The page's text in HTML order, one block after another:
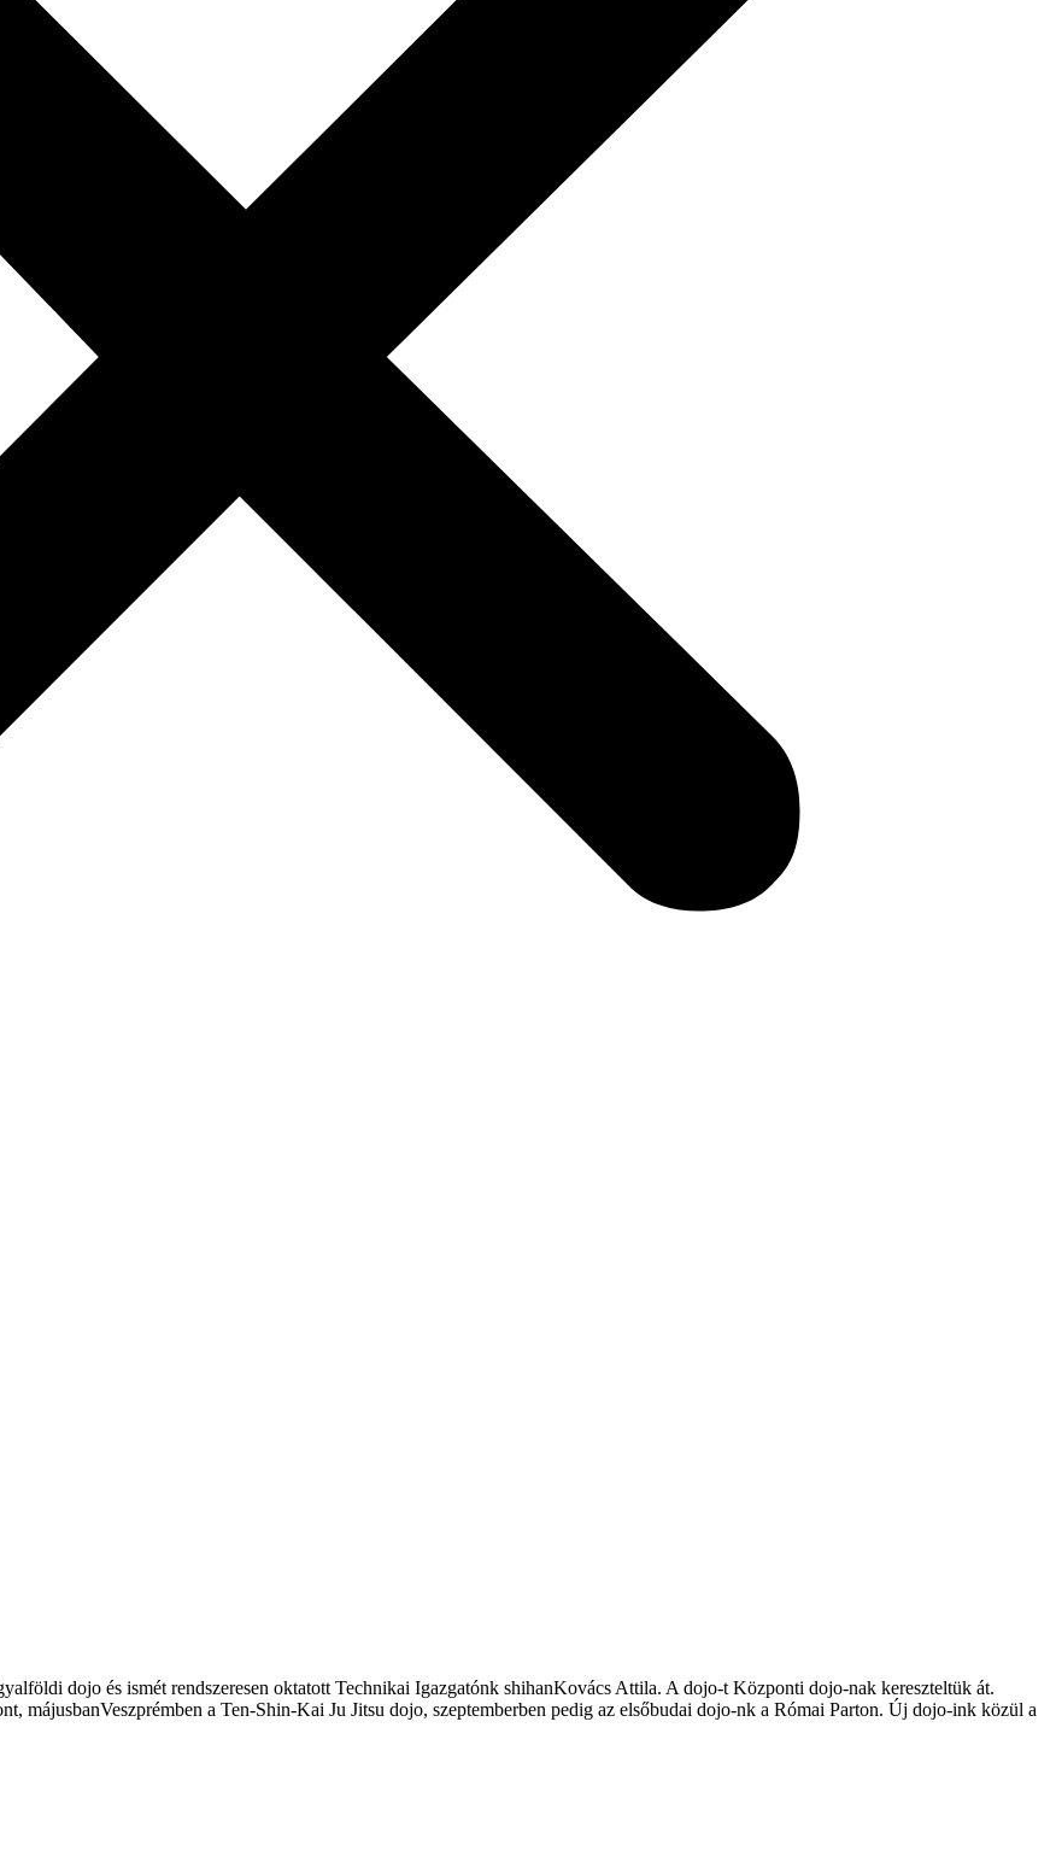
dojo és ismét rendszeresen oktatott Technikai Igazgatónk shihanKovács Attila. A dojo-t Központi dojo-nak kereszteltük át.
májusbanVeszprémben a Ten-Shin-Kai Ju Jitsu dojo, szeptemberben pedig az elsőbudai dojo-nk a Római Parton. Új dojo-ink közül a